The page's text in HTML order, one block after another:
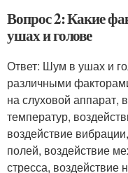
Вопрос 2: Какие
ушах и голове
Ответ: Шум в ушах и
различными
на слуховой аппарат,
температур,
воздействие
полей, воздействие
стресса, воздействие